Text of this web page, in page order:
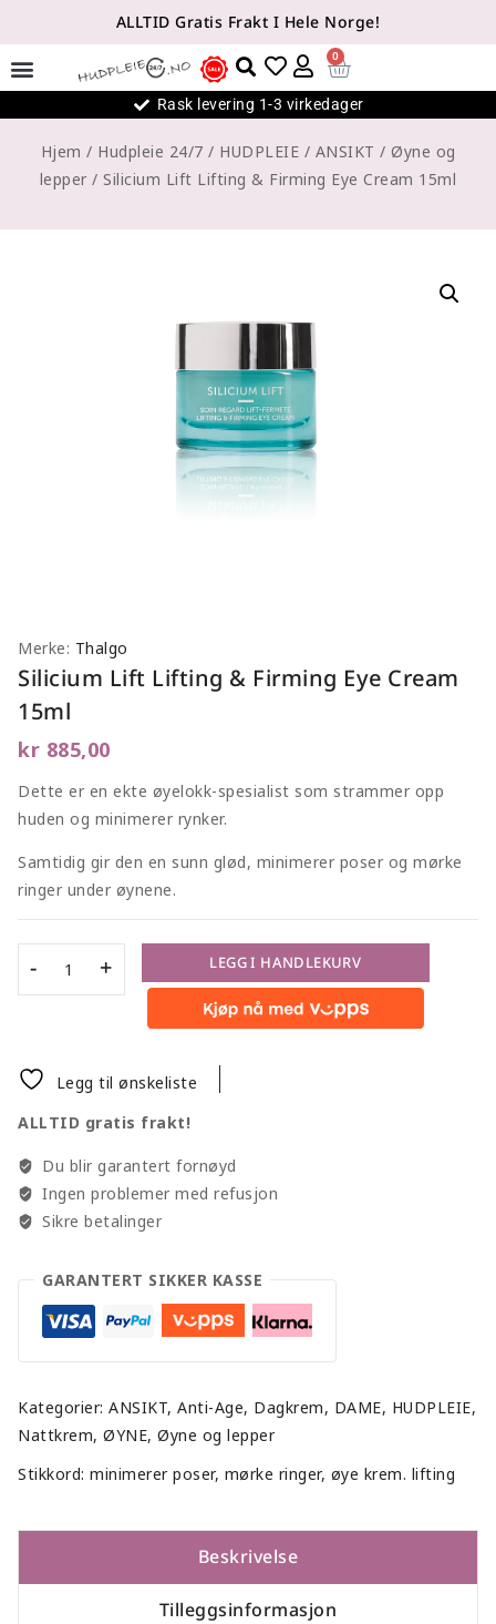
ALLTID Gratis Frakt I Hele Norge!
0
Rask levering 1-3 virkedager
Hjem / Hudpleie 24/7 / HUDPLEIE / ANSIKT / Øyne og
lepper / Silicium Lift Lifting & Firming Eye Cream 15ml
Merke: Thalgo
Silicium Lift Lifting & Firming Eye Cream
15ml
kr 885,00
Dette er en ekte øyelokk-spesialist som strammer opp
huden og minimerer rynker.
Samtidig gir den en sunn glød, minimerer poser og mørke
ringer under øynene.
LEGG I HANDLEKURV
Legg til ønskeliste
ALLTID gratis frakt!
Du blir garantert fornøyd
Ingen problemer med refusjon
Sikre betalinger
GARANTERT SIKKER KASSE
Kategorier: ANSIKT, Anti-Age, Dagkrem, DAME, HUDPLEIE,
Nattkrem, ØYNE, Øyne og lepper
Stikkord: minimerer poser, mørke ringer, øye krem. lifting
Beskrivelse
Tilleggsinformasjon